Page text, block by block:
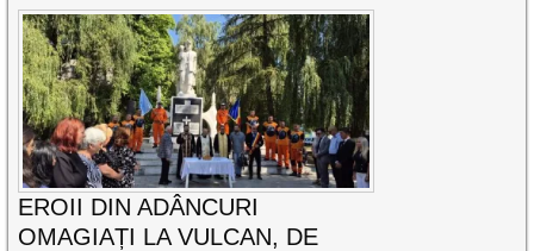
EROII DIN ADÂNCURI
OMAGIAȚI LA VULCAN, DE